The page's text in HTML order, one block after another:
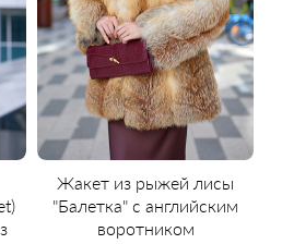
Жакет из рыжей лисы
"Балетка" с английским
воротником